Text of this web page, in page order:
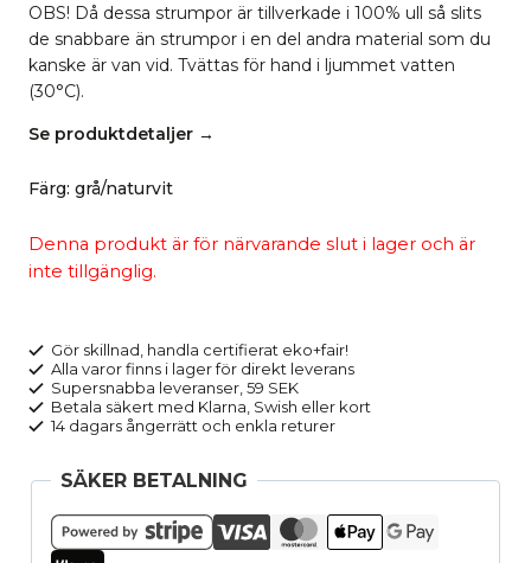
OBS! Då dessa strumpor är tillverkade i 100% ull så slits
de snabbare än strumpor i en del andra material som du
kanske är van vid. Tvättas för hand i ljummet vatten
(30°C).
Se produktdetaljer →
Färg: grå/naturvit
Denna produkt är för närvarande slut i lager och är
inte tillgänglig.
Gör skillnad, handla certifierat eko+fair!
Alla varor finns i lager för direkt leverans
Supersnabba leveranser, 59 SEK
Betala säkert med Klarna, Swish eller kort
14 dagars ångerrätt och enkla returer
SÄKER BETALNING